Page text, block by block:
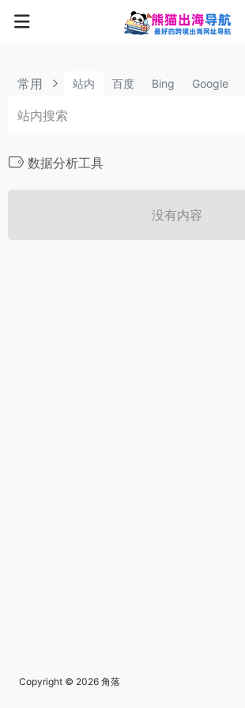
常用 站内 百度 Bing Google
数据分析工具
没有内容
Copyright © 2026 角落